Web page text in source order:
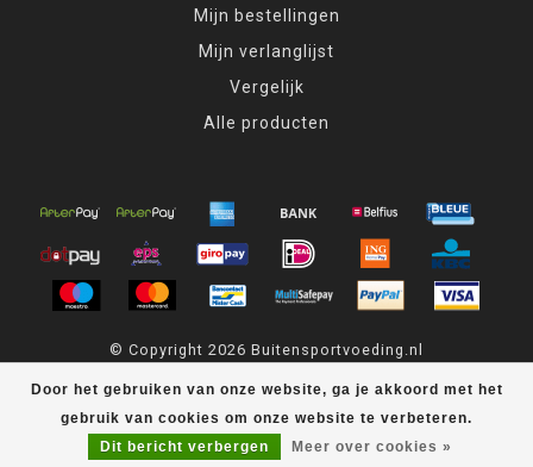
Door het gebruiken van onze website, ga je akkoord met het
gebruik van cookies om onze website te verbeteren.
Dit bericht verbergen
Meer over cookies »
Mijn bestellingen
Mijn verlanglijst
Vergelijk
Alle producten
© Copyright 2026 Buitensportvoeding.nl
Buitensportvoeding.nl scores a 9,4/10out of439 klantbeoordelingen